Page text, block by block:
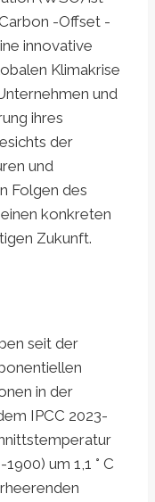
-Offset -
innovative
Klimakrise
und
ihres
der
und
Folgen des
konkreten
Zukunft.
seit der
in der
IPCC 2023-
um 1,1 ° C